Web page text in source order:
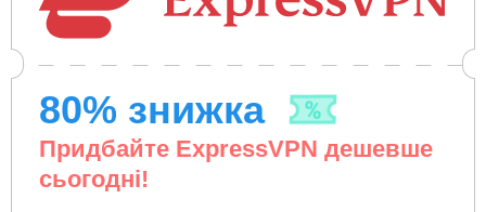
80% знижка
Придбайте ExpressVPN дешевше
сьогодні!